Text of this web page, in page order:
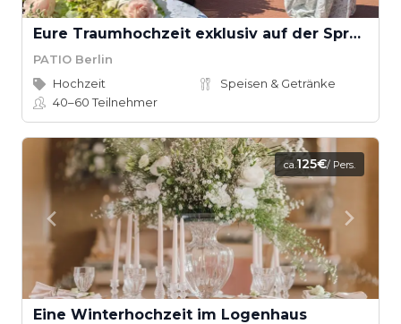
Eure Traumhochzeit exklusiv auf der Spree – Heiraten auf dem PATIO
PATIO Berlin
Hochzeit
Speisen & Getränke
40–60Teilnehmer
ca.125€/ Pers.
Eine Winterhochzeit im Logenhaus